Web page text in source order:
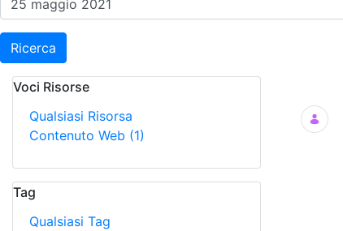
Ricerca
Voci Risorse
Qualsiasi Risorsa
Contenuto Web (1)
Tag
Qualsiasi Tag
Ricerca